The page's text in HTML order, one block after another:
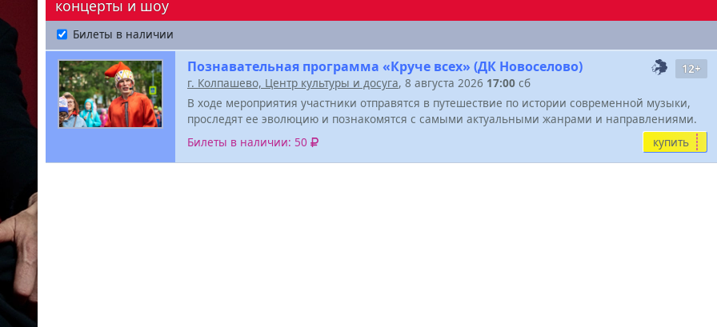
концерты и шоу
Билеты в наличии
12+
Познавательная программа «Круче всех» (ДК Новоселово)
г. Колпашево, Центр культуры и досуга, 8 августа 2026 17:00 сб
В ходе мероприятия участники отправятся в путешествие по истории современной музыки,
проследят ее эволюцию и познакомятся с самыми актуальными жанрами и направлениями.
Билеты в наличии: 50
купить